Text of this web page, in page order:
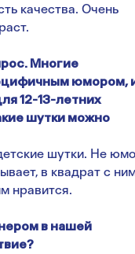
качества. Очень
Многие
юмором,
12-13-летних
шутки можно
шутки. Не
в квадрат с
нравится.
в нашей